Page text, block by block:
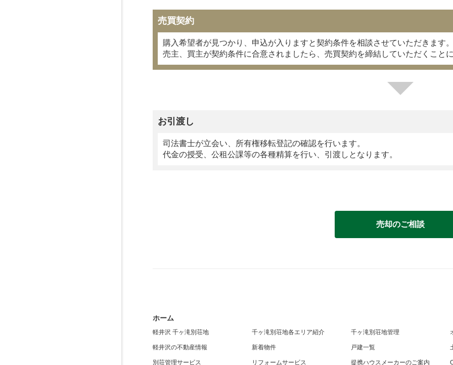
売買契約
購入希望者が見つかり、申込が入りますと契約条件を相談させていただきます。
売主、買主が契約条件に合意されましたら、売買契約を締結していただくことに
お引渡し
司法書士が立会い、所有権移転登記の確認を行います。
代金の授受、公租公課等の各種精算を行い、引渡しとなります。
売却のご相談
ホーム
軽井沢 千ヶ滝別荘地 千ヶ滝別荘地各エリア紹介 千ヶ滝別荘地管理
軽井沢の不動産情報 新着物件 戸建一覧
別荘管理サービス リフォームサービス 提携ハウスメーカーのご案内